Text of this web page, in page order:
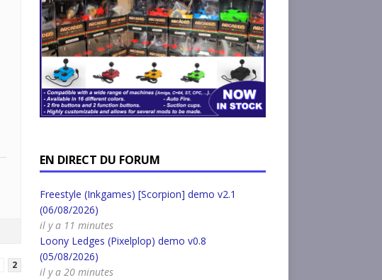
2
EN DIRECT DU FORUM
Freestyle (Inkgames) [Scorpion] demo v2.1
(06/08/2026)
il y a 11 minutes
Loony Ledges (Pixelplop) demo v0.8
(05/08/2026)
il y a 20 minutes